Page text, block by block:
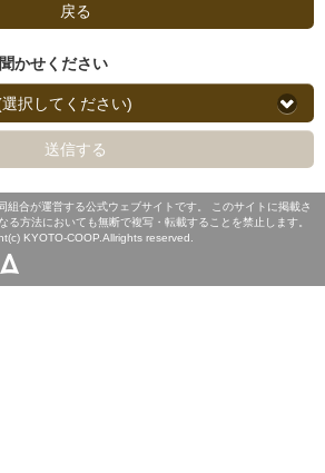
戻る
かせください
択してください)
送信する
組合が運営する公式ウェブサイトです。 このサイトに掲載さ
る方法においても無断で複写・転載することを禁止します。
KYOTO-COOP.Allrights reserved.